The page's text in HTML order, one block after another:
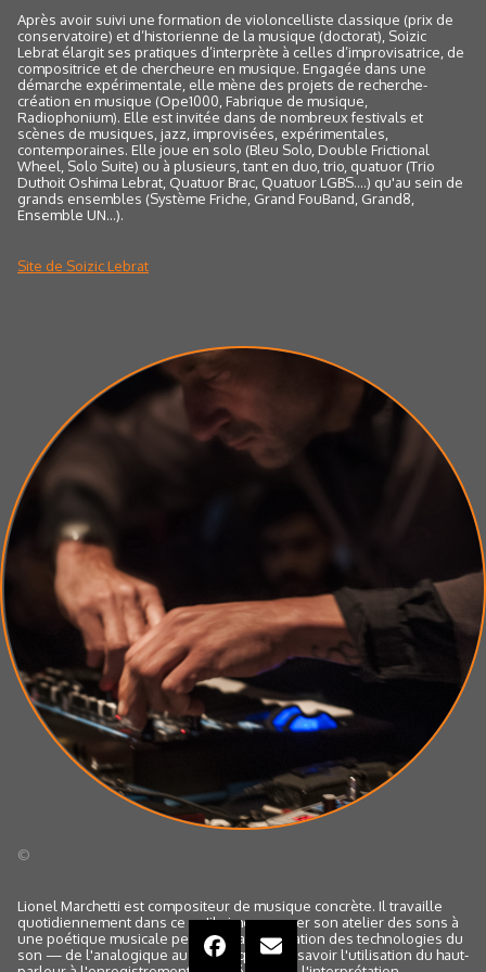
Après avoir suivi une formation de violoncelliste classique (prix de
conservatoire) et d’historienne de la musique (doctorat), Soizic
Lebrat élargit ses pratiques d’interprète à celles d’improvisatrice, de
compositrice et de chercheure en musique. Engagée dans une
démarche expérimentale, elle mène des projets de recherche-
création en musique (Ope1000, Fabrique de musique,
Radiophonium). Elle est invitée dans de nombreux festivals et
scènes de musiques, jazz, improvisées, expérimentales,
contemporaines. Elle joue en solo (Bleu Solo, Double Frictional
Wheel, Solo Suite) ou à plusieurs, tant en duo, trio, quatuor (Trio
Duthoit Oshima Lebrat, Quatuor Brac, Quatuor LGBS....) qu'au sein de
grands ensembles (Système Friche, Grand FouBand, Grand8,
Ensemble UN...).
Site de Soizic Lebrat
©
Lionel Marchetti est compositeur de musique concrète. Il travaille
quotidiennement dans ce qu'il aime nommer son atelier des sons à
une poétique musicale permise par l'utilisation des technologies du
son — de l'analogique au numérique — à savoir l'utilisation du haut-